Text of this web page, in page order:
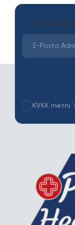
Son Yazılarımız
KVKK metni